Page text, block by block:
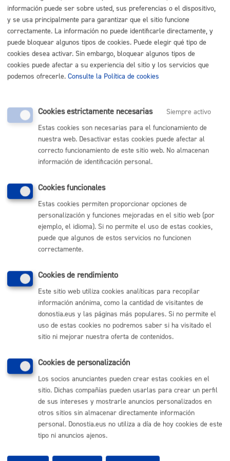
Listado completo de Trámites
Necesito apoyo social
Registro general: presentar alegaciones o recursos en un
expediente
* Online con certificado electrónico
PRESENCIAL
TELÉFONO
MÁQUINA
Comunícate con el Ayuntamiento de Donostia / San
Sebastián
(gratuito desde Donostia / San Sebastián)
Buzón de la ciudadanía
Informar de un error en la web
Enlaces útiles
Ofertas de empleo
Mapas - GeoDonostia
Sala de prensa
Mapa web
Otras páginas web corporativas
Donostia Kirola
Donostia Turismo
información puede ser sobre usted, sus preferencias o el dispositivo,
y se usa principalmente para garantizar que el sitio funcione
correctamente. La información no puede identificarle directamente, y
puede bloquear algunos tipos de cookies. Puede elegir qué tipo de
cookies desea activar. Sin embargo, bloquear algunos tipos de
cookies puede afectar a su experiencia del sitio y los servicios que
podemos ofrecerle. Consulte la Política de cookies
Cookies estrictamente necesarias
Siempre activo
Estas cookies son necesarias para el funcionamiento de
nuestra web. Desactivar estas cookies puede afectar al
correcto funcionamiento de este sitio web. No almacenan
información de identificación personal.
Cookies funcionales
Estas cookies permiten proporcionar opciones de
personalización y funciones mejoradas en el sitio web (por
ejemplo, el idioma). Si no permite el uso de estas cookies,
puede que algunos de estos servicios no funcionen
correctamente.
Cookies de rendimiento
Este sitio web utiliza cookies analíticas para recopilar
información anónima, como la cantidad de visitantes de
donostia.eus y las páginas más populares. Si no permite el
uso de estas cookies no podremos saber si ha visitado el
sitio ni mejorar nuestra oferta de contenidos.
Cookies de personalización
Los socios anunciantes pueden crear estas cookies en el
sitio. Dichas compañías pueden usarlas para crear un perfil
de sus intereses y mostrarle anuncios personalizados en
otros sitios sin almacenar directamente información
personal. Donostia.eus no utiliza a día de hoy cookies de este
tipo ni anuncios ajenos.